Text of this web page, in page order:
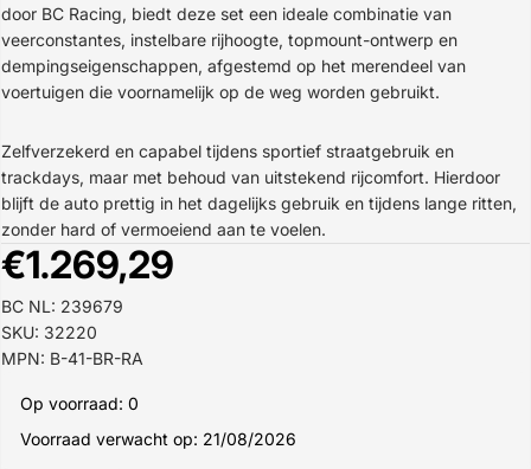
door BC Racing, biedt deze set een ideale combinatie van
veerconstantes, instelbare rijhoogte, topmount-ontwerp en
dempingseigenschappen, afgestemd op het merendeel van
voertuigen die voornamelijk op de weg worden gebruikt.
Zelfverzekerd en capabel tijdens sportief straatgebruik en
trackdays, maar met behoud van uitstekend rijcomfort. Hierdoor
blijft de auto prettig in het dagelijks gebruik en tijdens lange ritten,
zonder hard of vermoeiend aan te voelen.
€1.269,29
BC NL: 239679
SKU: 32220
MPN: B-41-BR-RA
Op voorraad: 0
Voorraad verwacht op: 21/08/2026